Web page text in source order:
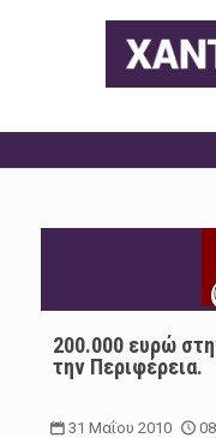
200.000 ευρώ
την Περιφέρεια.
31 Μαΐου 2010